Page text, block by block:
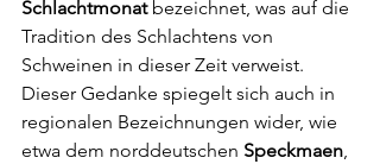
Schlachtmonat bezeichnet, was auf die
Tradition des Schlachtens von
Schweinen in dieser Zeit verweist.
Dieser Gedanke spiegelt sich auch in
regionalen Bezeichnungen wider, wie
etwa dem norddeutschen Speckmaen,